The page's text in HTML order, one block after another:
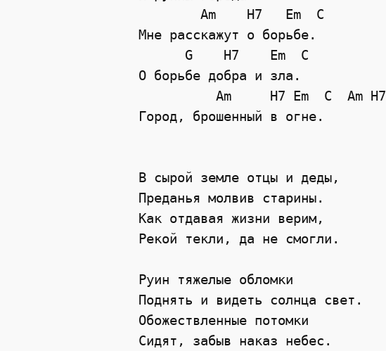
        Am    H7   Em  C
Мне расскажут о борьбе.
      G    H7    Em  C
О борьбе добра и зла.
          Am     H7 Em  C  Am H7
Город, брошенный в огне.
В сырой земле отцы и деды,
Преданья молвив старины.
Как отдавая жизни верим,
Рекой текли, да не смогли.
Руин тяжелые обломки
Поднять и видеть солнца свет.
Обожествленные потомки